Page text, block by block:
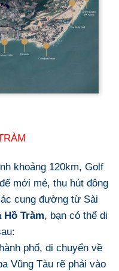
khoảng 120km, Golf
mới mẻ, thu hút đông
cung đường từ Sài
Tràm, bạn có thể di
phố, di chuyển về
Vũng Tàu rẽ phải vào